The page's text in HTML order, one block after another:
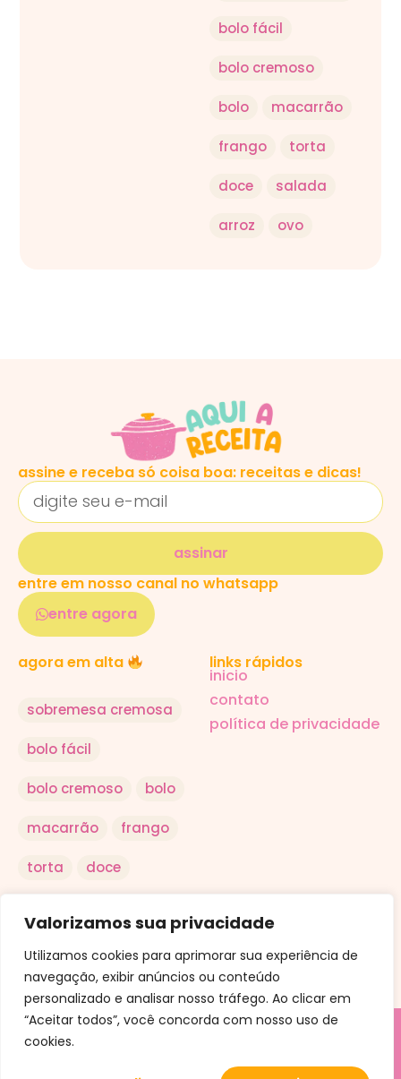
Valorizamos sua privacidade
Utilizamos cookies para aprimorar sua experiência de
navegação, exibir anúncios ou conteúdo
personalizado e analisar nosso tráfego. Ao clicar em
“Aceitar todos”, você concorda com nosso uso de
cookies.
bolo fácil
bolo cremoso
bolo macarrão
frango torta
doce salada
arroz ovo
assine e receba só coisa boa: receitas e dicas!
assinar
entre em nosso canal no whatsapp
entre agora
agora em alta
sobremesa cremosa
bolo fácil
bolo cremoso bolo
macarrão frango
torta doce
ovo
links rápidos
inicio
contato
política de privacidade
© Aqui a Receita. Uma criação da Conteudly.